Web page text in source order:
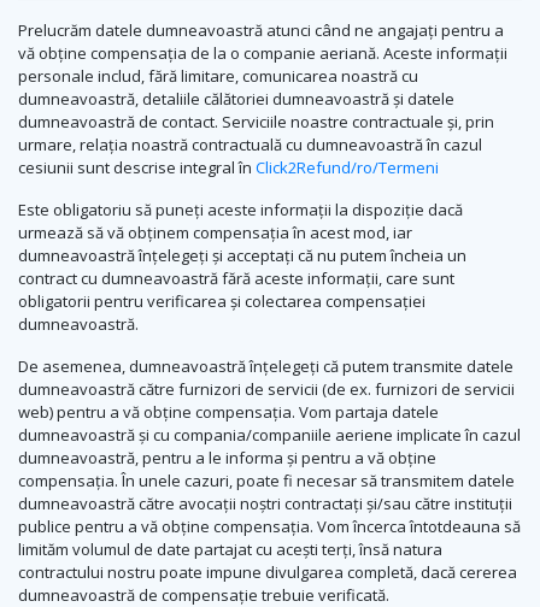
Prelucrăm datele dumneavoastră atunci când ne angajați pentru a
vă obține compensația de la o companie aeriană. Aceste informații
personale includ, fără limitare, comunicarea noastră cu
dumneavoastră, detaliile călătoriei dumneavoastră și datele
dumneavoastră de contact. Serviciile noastre contractuale și, prin
urmare, relația noastră contractuală cu dumneavoastră în cazul
cesiunii sunt descrise integral în Click2Refund/ro/Termeni
Este obligatoriu să puneți aceste informații la dispoziție dacă
urmează să vă obținem compensația în acest mod, iar
dumneavoastră înțelegeți și acceptați că nu putem încheia un
contract cu dumneavoastră fără aceste informații, care sunt
obligatorii pentru verificarea și colectarea compensației
dumneavoastră.
De asemenea, dumneavoastră înțelegeți că putem transmite datele
dumneavoastră către furnizori de servicii (de ex. furnizori de servicii
web) pentru a vă obține compensația. Vom partaja datele
dumneavoastră și cu compania/companiile aeriene implicate în cazul
dumneavoastră, pentru a le informa și pentru a vă obține
compensația. În unele cazuri, poate fi necesar să transmitem datele
dumneavoastră către avocații noștri contractați și/sau către instituții
publice pentru a vă obține compensația. Vom încerca întotdeauna să
limităm volumul de date partajat cu acești terți, însă natura
contractului nostru poate impune divulgarea completă, dacă cererea
dumneavoastră de compensație trebuie verificată.